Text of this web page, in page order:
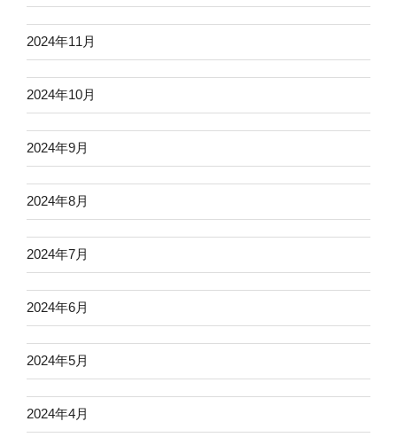
2024年11月
2024年10月
2024年9月
2024年8月
2024年7月
2024年6月
2024年5月
2024年4月